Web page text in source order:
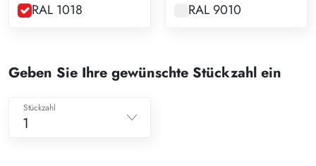
RAL 1018 RAL 9010
Geben Sie Ihre gewünschte Stückzahl ein
1
Stückzahl